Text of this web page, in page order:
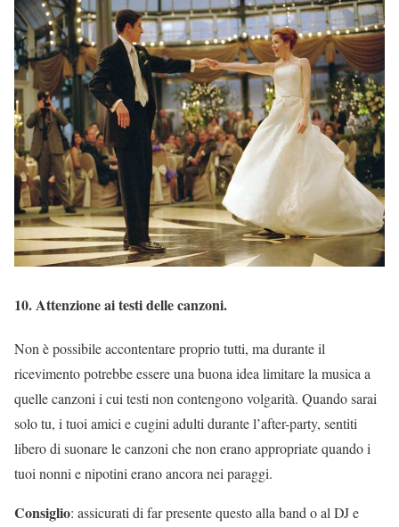
10. Attenzione ai testi delle canzoni.
Non è possibile accontentare proprio tutti, ma durante il
ricevimento potrebbe essere una buona idea limitare la musica a
quelle canzoni i cui testi non contengono volgarità. Quando sarai
solo tu, i tuoi amici e cugini adulti durante l’after-party, sentiti
libero di suonare le canzoni che non erano appropriate quando i
tuoi nonni e nipotini erano ancora nei paraggi.
Consiglio: assicurati di far presente questo alla band o al DJ e